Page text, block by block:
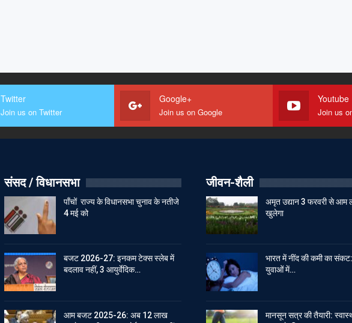
Twitter
Join us on Twitter
Google+
Join us on Google
Youtube
Join us
संसद / विधानसभा
पाँचों राज्य के विधानसभा चुनाव के नतीजे
4 मई को
बजट 2026-27: इनकम टेक्स स्लेब में
बदलाव नहीं, 3 आयुर्वेदिक…
आम बजट 2025-26: अब 12 लाख
जीवन-शैली
अमृत उद्यान 3 फरवरी से आम
खुलेगा
भारत में नींद की कमी का
युवाओं में…
मानसून सत्र की तैयारी: